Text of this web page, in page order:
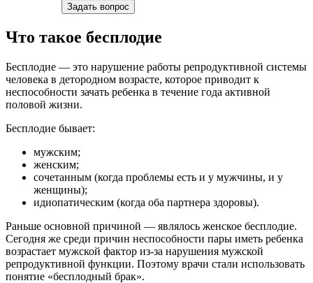
Задать вопрос
Что такое бесплодие
Бесплодие — это нарушение работы репродуктивной системы
человека в детородном возрасте, которое приводит к
неспособности зачать ребенка в течение года активной
половой жизни.
Бесплодие бывает:
мужским;
женским;
сочетанным (когда проблемы есть и у мужчины, и у
женщины);
идиопатическим (когда оба партнера здоровы).
Раньше основной причиной — являлось женское бесплодие.
Сегодня же среди причин неспособности пары иметь ребенка
возрастает мужской фактор из-за нарушения мужской
репродуктивной функции. Поэтому врачи стали использовать
понятие «бесплодный брак».